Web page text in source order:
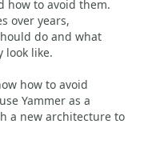
how to avoid them.
over years,
do and what
look like.
how to avoid
Yammer as a
a new architecture to